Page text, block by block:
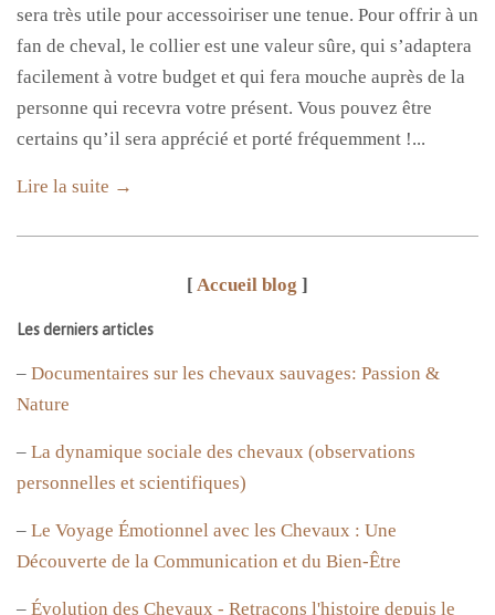
sera très utile pour accessoiriser une tenue. Pour offrir à un
fan de cheval, le collier est une valeur sûre, qui s’adaptera
facilement à votre budget et qui fera mouche auprès de la
personne qui recevra votre présent. Vous pouvez être
certains qu’il sera apprécié et porté fréquemment !...
Lire la suite →
[ Accueil blog ]
Les derniers articles
– Documentaires sur les chevaux sauvages: Passion &
Nature
– La dynamique sociale des chevaux (observations
personnelles et scientifiques)
– Le Voyage Émotionnel avec les Chevaux : Une
Découverte de la Communication et du Bien-Être
– Évolution des Chevaux - Retraçons l'histoire depuis le